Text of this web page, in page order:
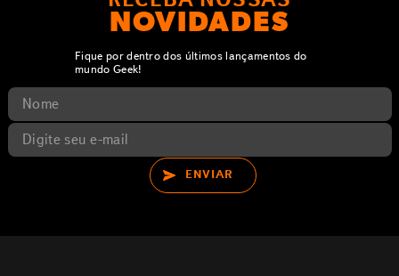
NOVIDADES
Fique por dentro dos últimos lançamentos do
mundo Geek!
ENVIAR